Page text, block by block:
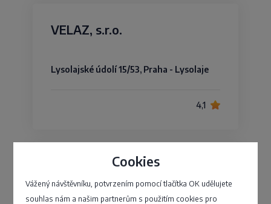
Cookies
Vážený návštěvníku, potvrzením pomocí tlačítka OK udělujete
souhlas nám a našim partnerům s použitím cookies pro
VELAZ, s.r.o.
Lysolajské údolí 15/53, Praha - Lysolaje
4,1
Jaroslav Galetka